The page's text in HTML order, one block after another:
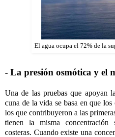
El agua ocupa el 72% de la
- La presión osmótica y el
Una de las pruebas que apoyan
cuna de la vida se basa en que
los que contribuyeron a las
tienen la misma concentración
costeras. Cuando existe una